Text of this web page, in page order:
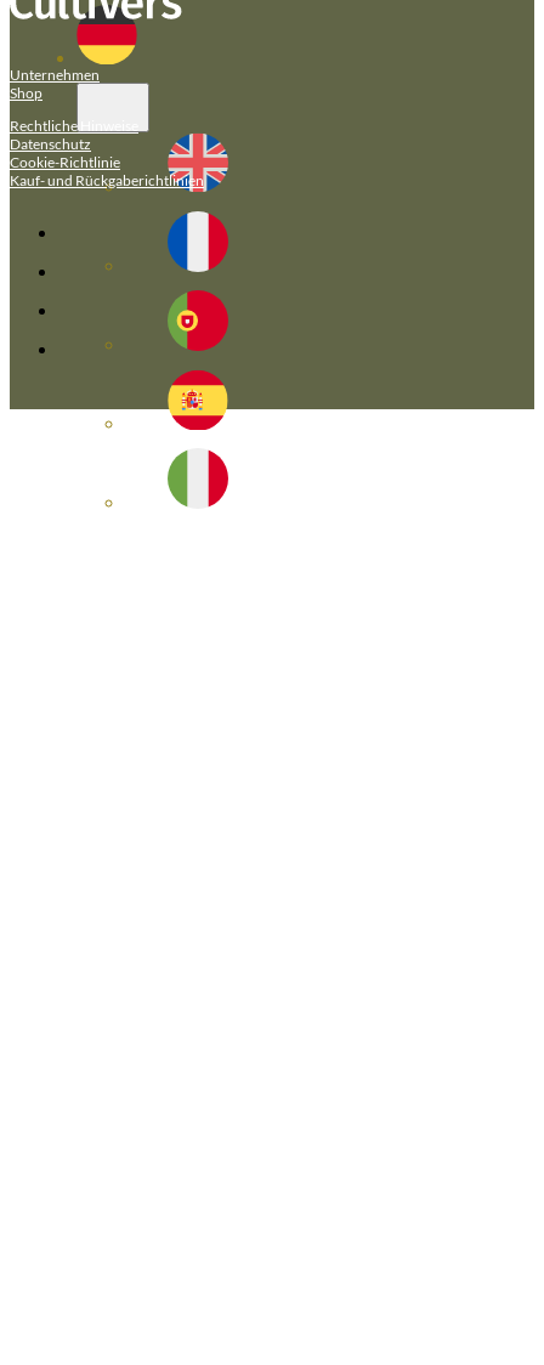
Unternehmen
Shop
Rechtliche Hinweise
Datenschutz
Cookie-Richtlinie
Kauf- und Rückgaberichtlinien